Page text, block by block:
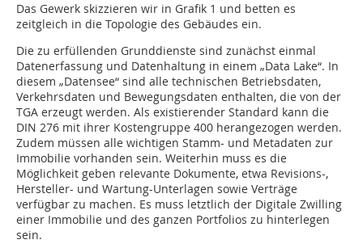
Das Gewerk skizzieren wir in Grafik 1 und betten es
zeitgleich in die Topologie des Gebäudes ein.
Die zu erfüllenden Grunddienste sind zunächst einmal
Datenerfassung und Datenhaltung in einem „Data Lake“. In
diesem „Datensee“ sind alle technischen Betriebsdaten,
Verkehrsdaten und Bewegungsdaten enthalten, die von der
TGA erzeugt werden. Als existierender Standard kann die
DIN 276 mit ihrer Kostengruppe 400 herangezogen werden.
Zudem müssen alle wichtigen Stamm- und Metadaten zur
Immobilie vorhanden sein. Weiterhin muss es die
Möglichkeit geben relevante Dokumente, etwa Revisions-,
Hersteller- und Wartung-Unterlagen ­sowie Verträge
verfügbar zu machen. Es muss letztlich der Digitale Zwilling
einer Immobilie und des ganzen Portfolios zu hinterlegen
sein.